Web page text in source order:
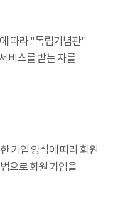
따라 "독립기념관"
비스를 받는 자를
가입 양식에 따라 회원
으로 회원 가입을